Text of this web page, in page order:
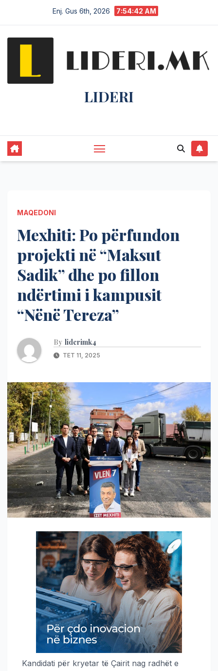
Enj. Gus 6th, 2026 7:54:43 AM
LIDERI
MAQEDONI
Mexhiti: Po përfundon
projekti në “Maksut
Sadik” dhe po fillon
ndërtimi i kampusit
“Nënë Tereza”
By liderimk4
TET 11, 2025
Kandidati për kryetar të Çairit nag radhët e